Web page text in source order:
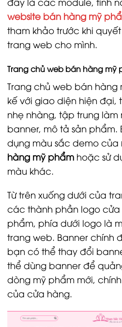
website bán hàng mỹ
tham khảo trước khi
trang web cho mình.
Trang chủ web bán hàng mỹ
Trang chủ web bán
kế với giao diện hiện đại,
nhẹ nhàng, tập trung làm
banner, mô tả sản phẩm.
dụng màu sắc demo của
hàng mỹ phẩm hoặc sử
màu khác.
Từ trên xuống dưới của
các thành phần logo
phẩm, phía dưới logo là
trang web. Banner chính
bạn có thể thay đổi
thể dùng banner để
dòng mỹ phẩm mới,
của cửa hàng.